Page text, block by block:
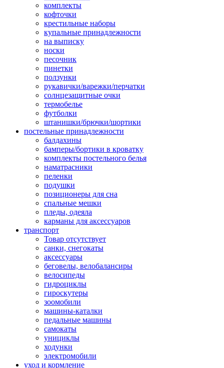
комплекты
кофточки
крестильные наборы
купальные принадлежности
на выписку
носки
песочник
пинетки
ползунки
рукавички/варежки/перчатки
солнцезащитные очки
термобелье
футболки
штанишки/брючки/шортики
постельные принадлежности
балдахины
бамперы/бортики в кроватку
комплекты постельного белья
наматрасники
пеленки
подушки
позиционеры для сна
спальные мешки
пледы, одеяла
карманы для аксеcсуаров
транспорт
Товар отсутствует
санки, снегокаты
аксессуары
беговелы, велобалансиры
велосипеды
гидроциклы
гироскутеры
зоомобили
машины-каталки
педальные машины
самокаты
унициклы
ходунки
электромобили
уход и кормление